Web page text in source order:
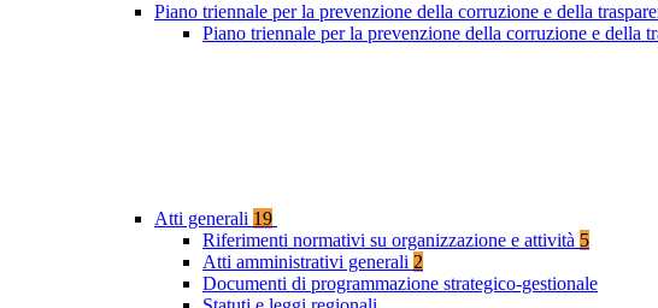
Piano triennale per la prevenzione della corruzione e della
Piano triennale per la prevenzione della corruzione e della
Atti generali 19
Riferimenti normativi su organizzazione e attività 5
Atti amministrativi generali 2
Documenti di programmazione strategico-gestionale